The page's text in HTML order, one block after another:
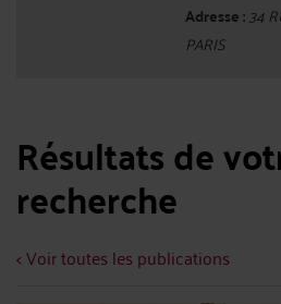
Adresse :34
PARIS
Résultats de
recherche
< Voir toutes les publications